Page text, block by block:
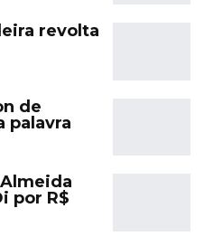
revolta
de
palavra
por R$